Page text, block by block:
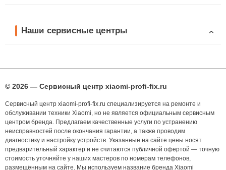
Наши сервисные центры
© 2026 — Сервисный центр xiaomi-profi-fix.ru
Сервисный центр xiaomi-profi-fix.ru специализируется на ремонте и
обслуживании техники Xiaomi, но не является официальным сервисным
центром бренда. Предлагаем качественные услуги по устранению
неисправностей после окончания гарантии, а также проводим
диагностику и настройку устройств. Указанные на сайте цены носят
предварительный характер и не считаются публичной офертой — точную
стоимость уточняйте у наших мастеров по номерам телефонов,
размещённым на сайте. Мы используем название бренда Xiaomi